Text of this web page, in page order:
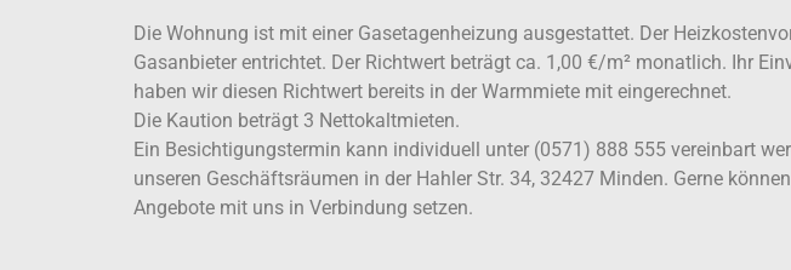
Die Wohnung ist mit einer Gasetagenheizung ausgestattet. Der
Gasanbieter entrichtet. Der Richtwert beträgt ca. 1,00 €/m² monatlich. Ihr
haben wir diesen Richtwert bereits in der Warmmiete mit eingerechnet.
Die Kaution beträgt 3 Nettokaltmieten.
Ein Besichtigungstermin kann individuell unter (0571) 888 555 vereinbart
unseren Geschäftsräumen in der Hahler Str. 34, 32427 Minden. Gerne
Angebote mit uns in Verbindung setzen.